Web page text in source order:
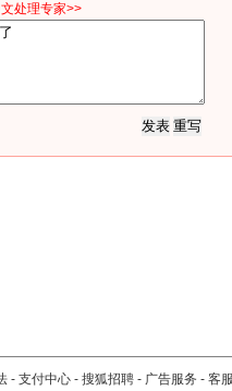
处理专家>>
- 支付中心 - 搜狐招聘 - 广告服务 - 客